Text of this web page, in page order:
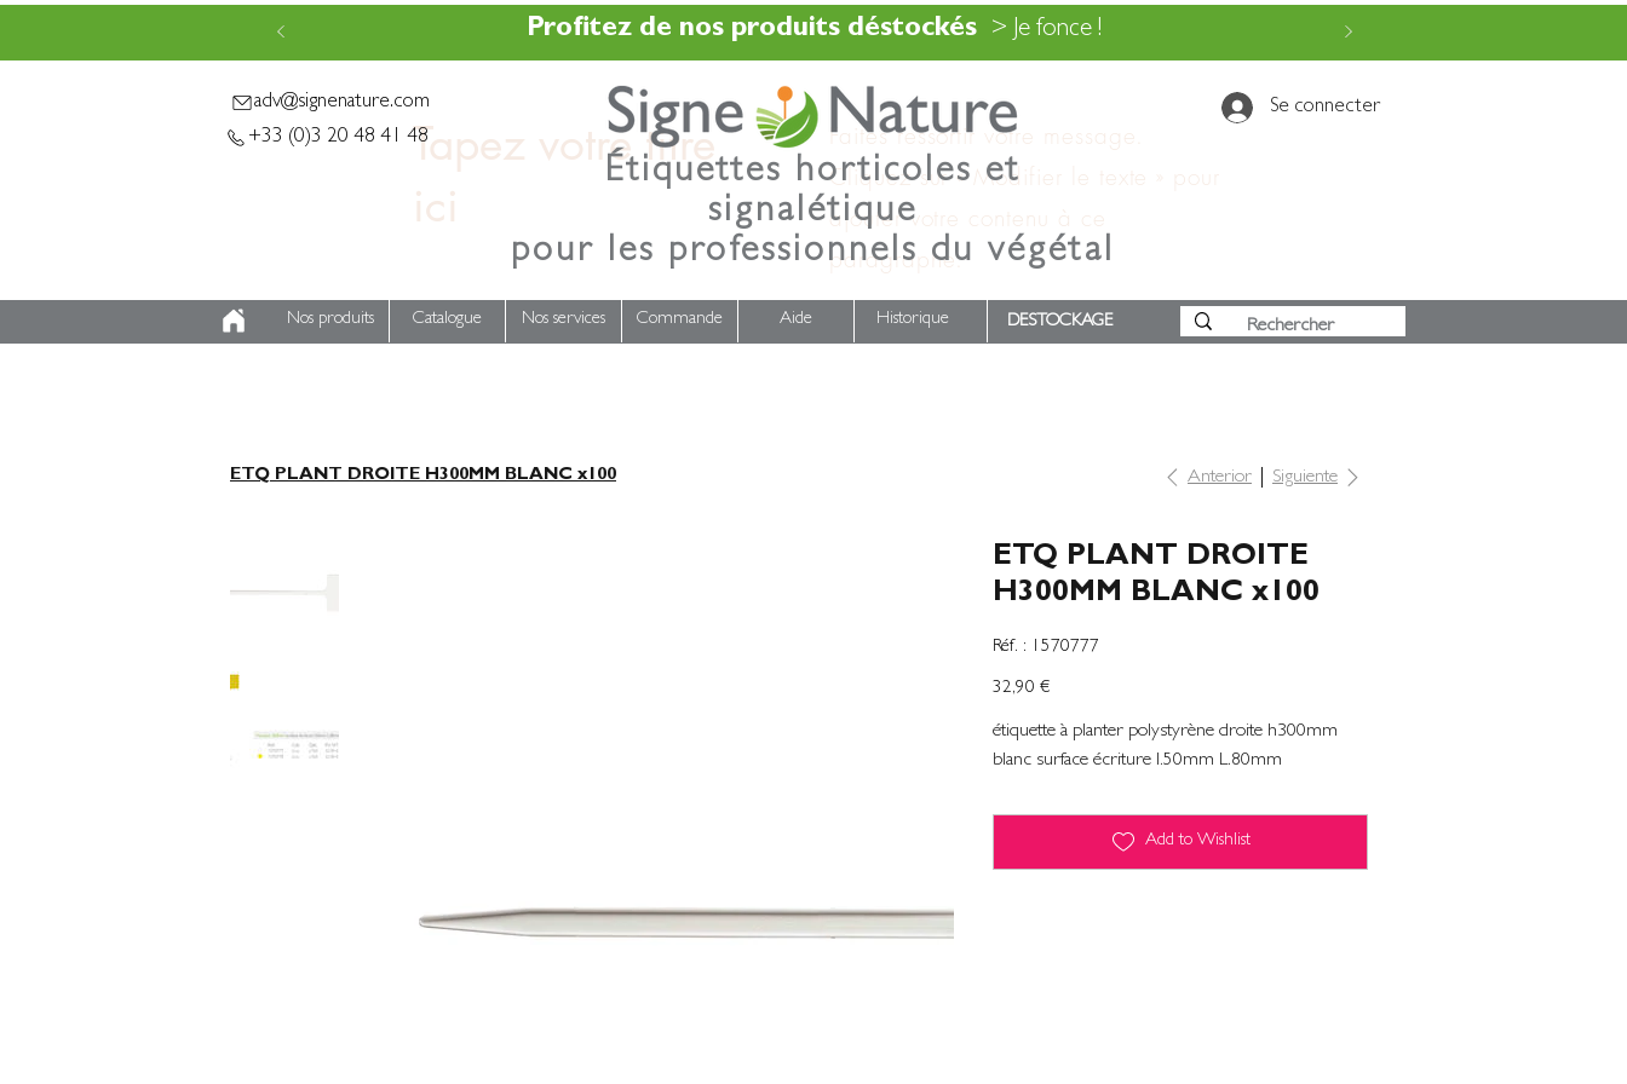
Profitez de nos produits déstockés > Je fonce !
Tapez votre titre
Faites ressortir votre message.
Cliquez sur « Modifier le texte » pour
ajouter votre contenu à ce
paragraphe.
adv@signenature.com
+33 (0)3 20 48 41 48
Se connecter
Étiquettes horticoles et
signalétique
pour les professionnels du végétal
Nos produits Catalogue Nos services Commande Aide Historique DESTOCKAGE
ETQ PLANT DROITE H300MM BLANC x100 Anterior Siguiente
ETQ PLANT DROITE
H300MM BLANC x100
Réf. :
SKU
1570777
1570777
Precio
32,90 €
étiquette à planter polystyrène droite h300mm
blanc surface écriture l.50mm L.80mm
Add to Wishlist